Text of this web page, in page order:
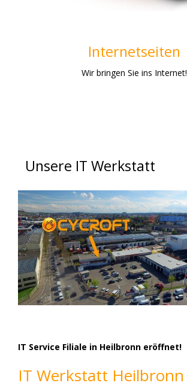
Internetseiten
Wir bringen Sie ins Internet!
Unsere IT Werkstatt
IT Service Filiale in Heilbronn eröffnet!
IT Werkstatt Heilbronn